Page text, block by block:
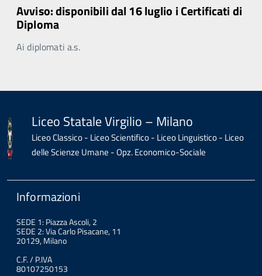
Avviso: disponibili dal 16 luglio i Certificati di
Diploma
Ai diplomati a.s.
Liceo Statale Virgilio – Milano
Liceo Classico - Liceo Scientifico - Liceo Linguistico - Liceo
delle Scienze Umane - Opz. Economico-Sociale
Informazioni
SEDE 1: Piazza Ascoli, 2
SEDE 2: Via Carlo Pisacane, 11
20129, Milano
C.F. / P.IVA
80107250153